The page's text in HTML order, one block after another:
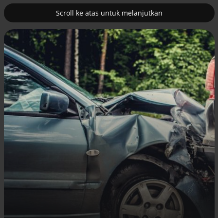
Scroll ke atas untuk melanjutkan
nuklir 2
Pemulihan ekonomi Aceh terus
diakselerasi
Efek jera untuk pejabat abai LHKPN
Alinea.id - Peristiwa